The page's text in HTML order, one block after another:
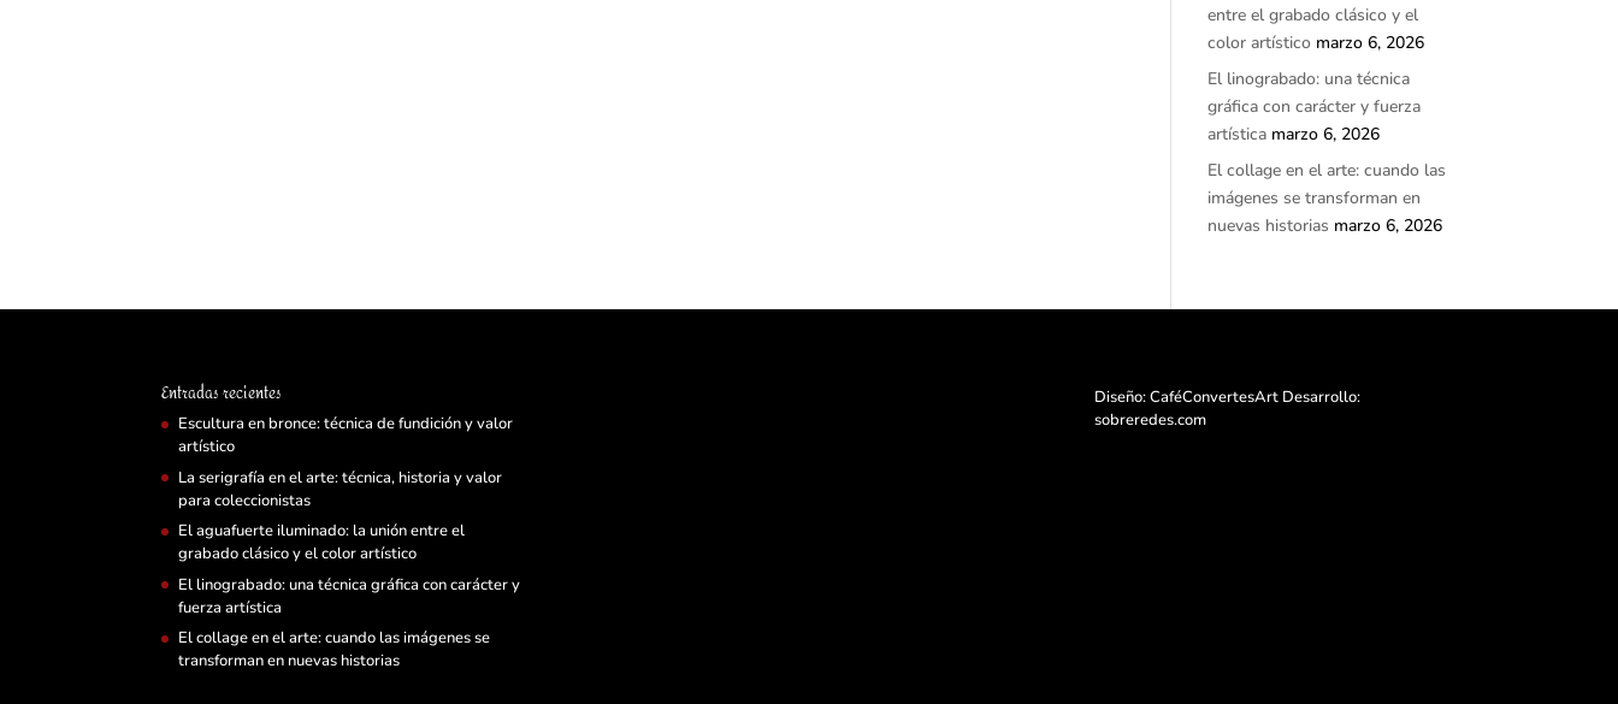
entre el grabado clásico y el
color artístico marzo 6, 2026
El linograbado: una técnica
gráfica con carácter y fuerza
artística marzo 6, 2026
El collage en el arte: cuando las
imágenes se transforman en
nuevas historias marzo 6, 2026
Entradas recientes
Escultura en bronce: técnica de fundición y valor
artístico
La serigrafía en el arte: técnica, historia y valor
para coleccionistas
El aguafuerte iluminado: la unión entre el
grabado clásico y el color artístico
El linograbado: una técnica gráfica con carácter y
fuerza artística
El collage en el arte: cuando las imágenes se
transforman en nuevas historias
Diseño: CaféConvertesArt Desarrollo:
sobreredes.com